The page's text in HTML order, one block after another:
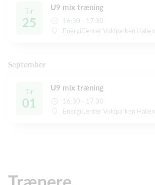
Tir
25
U9 mix træning
16:30 - 17:30
EnergiCenter Voldparken Hallen
September
Tir
01
U9 mix træning
16:30 - 17:30
EnergiCenter Voldparken Hallen